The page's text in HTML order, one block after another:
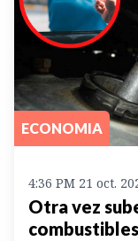
ECONOMIA
4:36 PM 21 oct.
Otra vez